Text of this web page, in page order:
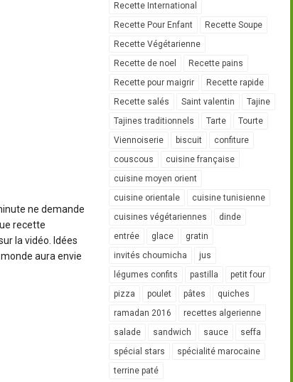
ne demande
recette
la vidéo. Idées
aura envie
Recette International
Recette Pour Enfant
Recette Soupe
Recette Végétarienne
Recette de noel
Recette pains
Recette pour maigrir
Recette rapide
Recette salés
Saint valentin
Tajine
Tajines traditionnels
Tarte
Tourte
Viennoiserie
biscuit
confiture
couscous
cuisine française
cuisine moyen orient
cuisine orientale
cuisine tunisienne
cuisines végétariennes
dinde
entrée
glace
gratin
invités choumicha
jus
légumes confits
pastilla
petit four
pizza
poulet pâtes
quiches
ramadan 2016
recettes algerienne
salade
sandwich sauce
seffa
spécial stars
spécialité marocaine
terrine paté